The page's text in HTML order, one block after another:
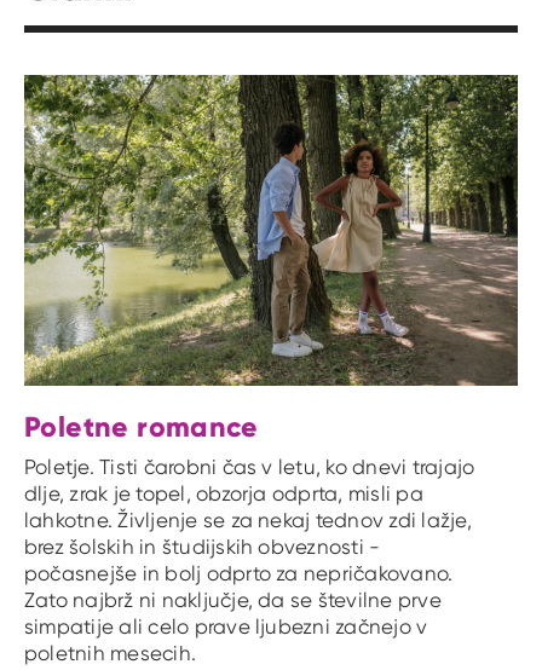
Poletne romance
Poletje. Tisti čarobni čas v letu, ko dnevi trajajo
dlje, zrak je topel, obzorja odprta, misli pa
lahkotne. Življenje se za nekaj tednov zdi lažje,
brez šolskih in študijskih obveznosti -
počasnejše in bolj odprto za nepričakovano.
Zato najbrž ni naključje, da se številne prve
simpatije ali celo prave ljubezni začnejo v
poletnih mesecih.